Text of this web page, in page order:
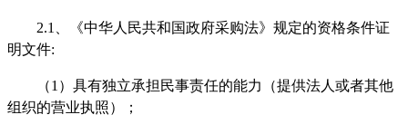
2.1、
《中华人民共和国政府采购法》规定的资格条件证
明文件:
（1）具有独立承担民事责任的能力（提供法人或者其他
组织的营业执照）；